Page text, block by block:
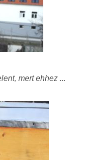
mert ehhez ...